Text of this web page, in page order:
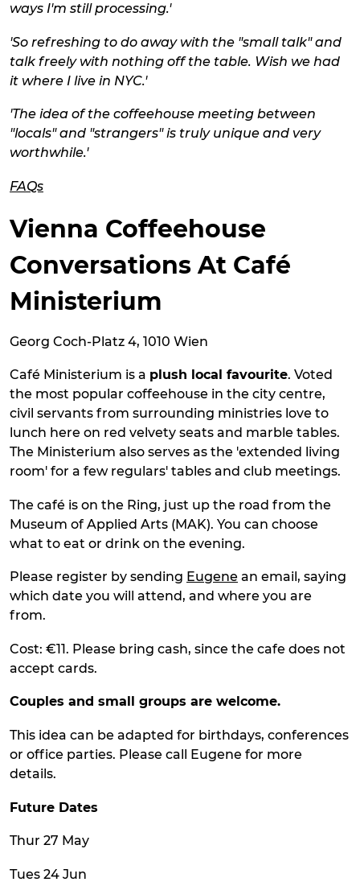
ways I'm still processing.'
'So refreshing to do away with the "small talk" and
talk freely with nothing off the table. Wish we had
it where I live in NYC.'
'The idea of the coffeehouse meeting between
"locals" and "strangers" is truly unique and very
worthwhile.'
FAQs
Vienna Coffeehouse
Conversations At Café
Ministerium
Georg Coch-Platz 4, 1010 Wien
Café Ministerium is a plush local favourite. Voted
the most popular coffeehouse in the city centre,
civil servants from surrounding ministries love to
lunch here on red velvety seats and marble tables.
The Ministerium also serves as the 'extended living
room' for a few regulars' tables and club meetings.
The café is on the Ring, just up the road from the
Museum of Applied Arts (MAK). You can choose
what to eat or drink on the evening.
Please register by sending Eugene an email, saying
which date you will attend, and where you are
from.
Cost: €11. Please bring cash, since the cafe does not
accept cards.
Couples and small groups are welcome.
This idea can be adapted for birthdays, conferences
or office parties. Please call Eugene for more
details.
Future Dates
Thur 27 May
Tues 24 Jun